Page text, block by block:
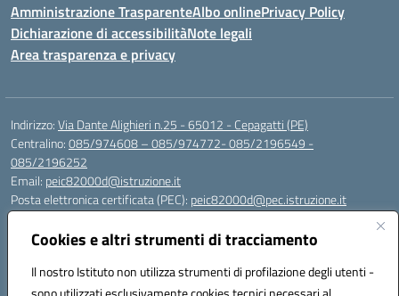
Cookies e altri strumenti di tracciamento
Il nostro Istituto non utilizza strumenti di profilazione degli utenti -
Amministrazione TrasparenteAlbo onlinePrivacy Policy
Dichiarazione di accessibilitàNote legali
Area trasparenza e privacy
Indirizzo:Via Dante Alighieri n.25 - 65012 - Cepagatti (PE)
Centralino:085/974608 – 085/974772- 085/2196549 -
085/2196252
Email: peic82000d@istruzione.it
Posta elettronica certificata (PEC): peic82000d@pec.istruzione.it
Codice fiscale: 91100590685
Codice meccanografico: PEIC82000D
Codice Indice delle Pubbliche Amministrazioni (IPA): istsc_peic82000d
Codice unico di fatturazione (CUF): UFYS5I